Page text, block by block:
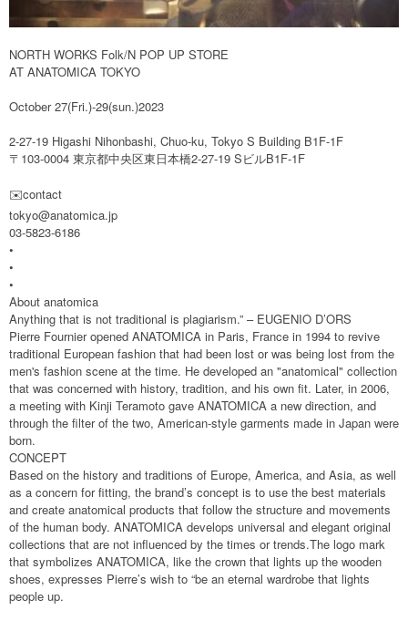
NORTH WORKS Folk/N POP UP STORE
AT ANATOMICA TOKYO
October 27(Fri.)-29(sun.)2023
2-27-19 Higashi Nihonbashi, Chuo-ku, Tokyo S Building B1F-1F
〒103-0004 東京都中央区東日本橋2-27-19 SビルB1F-1F
✉️contact
tokyo@anatomica.jp
03-5823-6186
•
•
•
About anatomica
Anything that is not traditional is plagiarism.” – EUGENIO D’ORS
Pierre Fournier opened ANATOMICA in Paris, France in 1994 to revive
traditional European fashion that had been lost or was being lost from the
men's fashion scene at the time. He developed an "anatomical" collection
that was concerned with history, tradition, and his own fit. Later, in 2006,
a meeting with Kinji Teramoto gave ANATOMICA a new direction, and
through the filter of the two, American-style garments made in Japan were
born.
CONCEPT
Based on the history and traditions of Europe, America, and Asia, as well
as a concern for fitting, the brand’s concept is to use the best materials
and create anatomical products that follow the structure and movements
of the human body. ANATOMICA develops universal and elegant original
collections that are not influenced by the times or trends.The logo mark
that symbolizes ANATOMICA, like the crown that lights up the wooden
shoes, expresses Pierre’s wish to “be an eternal wardrobe that lights
people up.